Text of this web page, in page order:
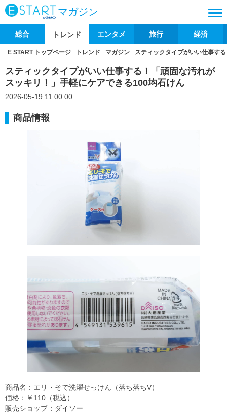
マガジン
総合 トレンド エンタメ 旅行 経済
E START トップページ トレンド マガジン スティックタイプがいい仕事す
スティックタイプがいい仕事する！「頑固な汚れが
スッキリ！」手軽にケアできる100均石けん
2026-05-19 11:00:00
商品情報
商品名：エリ・そで洗濯せっけん（落ち落ちV）
価格：￥110（税込）
販売ショップ：ダイソー